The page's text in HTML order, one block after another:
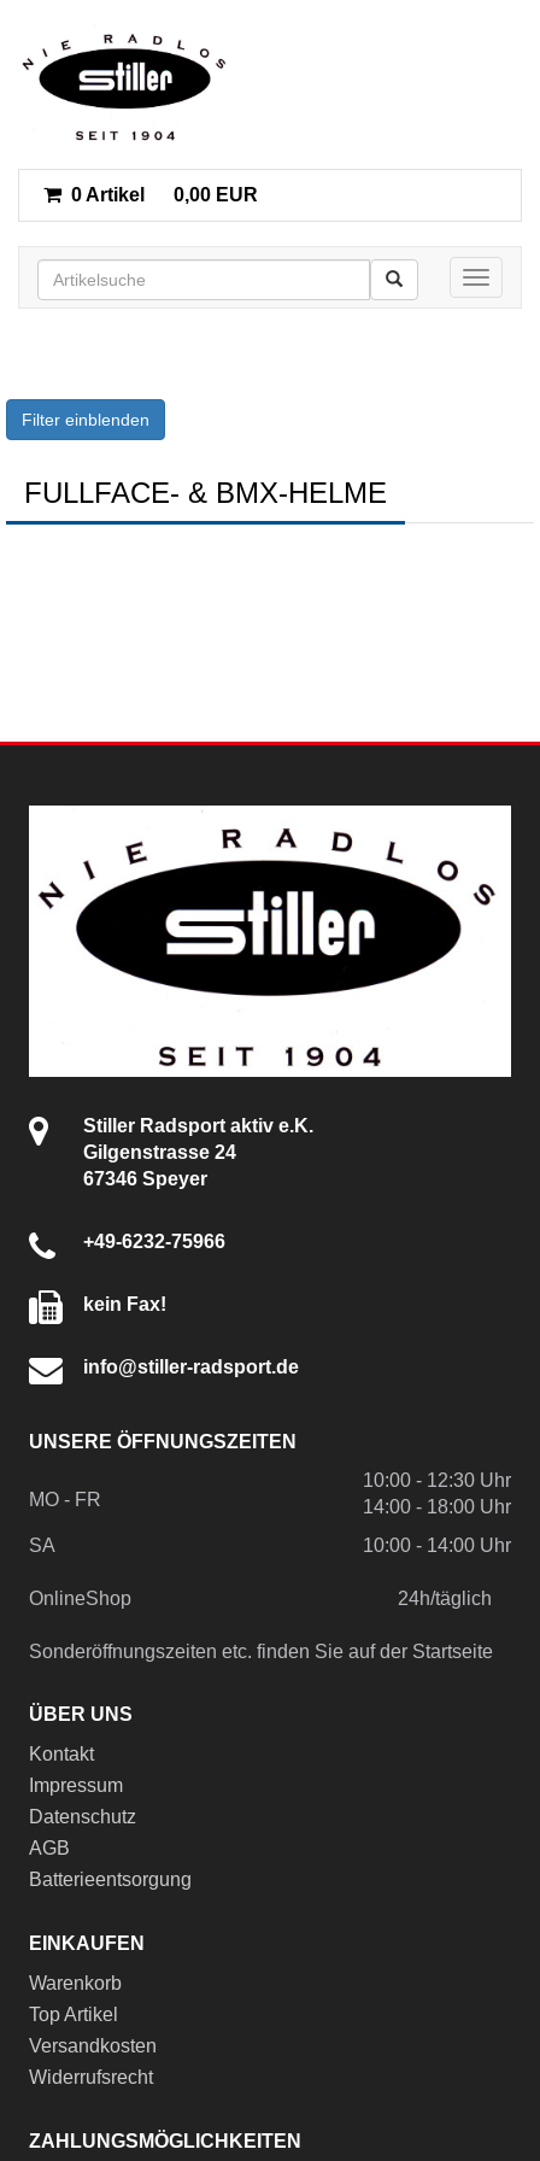
0 Artikel 0,00 EUR
Toggle
Filter einblenden
FULLFACE- & BMX-HELME
Stiller Radsport aktiv e.K.
Gilgenstrasse 24
67346 Speyer
+49-6232-75966
kein Fax!
info@stiller-radsport.de
UNSERE ÖFFNUNGSZEITEN
MO - FR
10:00 - 12:30 Uhr
14:00 - 18:00 Uhr
SA
10:00 - 14:00 Uhr
OnlineShop 24h/täglich
Sonderöffnungszeiten etc. finden Sie auf der Startseite
ÜBER UNS
Kontakt
Impressum
Datenschutz
AGB
Batterieentsorgung
EINKAUFEN
Warenkorb
Top Artikel
Versandkosten
Widerrufsrecht
ZAHLUNGSMÖGLICHKEITEN